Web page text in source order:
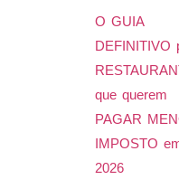
O GUIA
DEFINITIVO
que querem
PAGAR
IMPOSTO
2026